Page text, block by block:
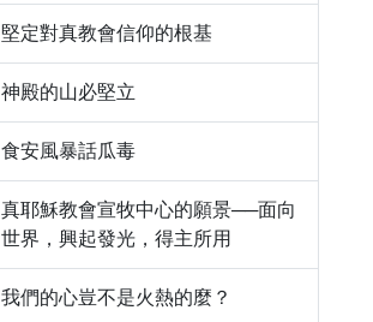
​堅定對真教會信仰的根基
神殿的山必堅立
​食安風暴話瓜毒
​真耶穌教會宣牧中心的願景──面向
世界，興起發光，得主所用
我們的心豈不是火熱的麼？